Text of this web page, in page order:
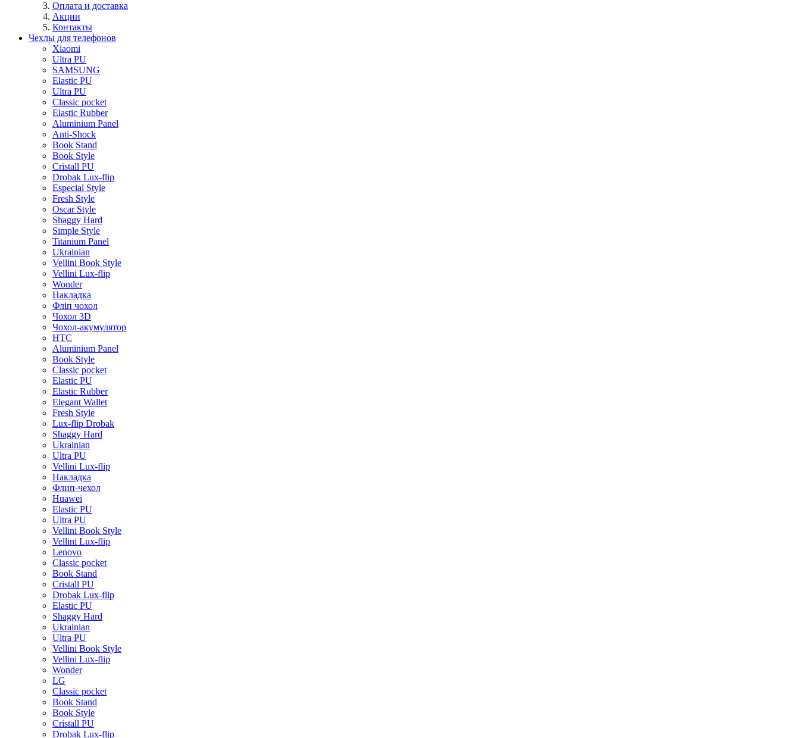
Оплата и доставка
Акции
Контакты
Чехлы для телефонов
Xiaomi
Ultra PU
SAMSUNG
Elastic PU
Ultra PU
Classic pocket
Elastic Rubber
Aluminium Panel
Anti-Shock
Book Stand
Book Style
Cristall PU
Drobak Lux-flip
Especial Style
Fresh Style
Oscar Style
Shaggy Hard
Simple Style
Titanium Panel
Ukrainian
Vellini Book Style
Vellini Lux-flip
Wonder
Накладка
Фліп чохол
Чохол 3D
Чохол-акумулятор
HTC
Aluminium Panel
Book Style
Classic pocket
Elastic PU
Elastic Rubber
Elegant Wallet
Fresh Style
Lux-flip Drobak
Shaggy Hard
Ukrainian
Ultra PU
Vellini Lux-flip
Накладка
Флип-чехол
Huawei
Elastic PU
Ultra PU
Vellini Book Style
Vellini Lux-flip
Lenovo
Classic pocket
Book Stand
Cristall PU
Drobak Lux-flip
Elastic PU
Shaggy Hard
Ukrainian
Ultra PU
Vellini Book Style
Vellini Lux-flip
Wonder
LG
Classic pocket
Book Stand
Book Style
Cristall PU
Drobak Lux-flip